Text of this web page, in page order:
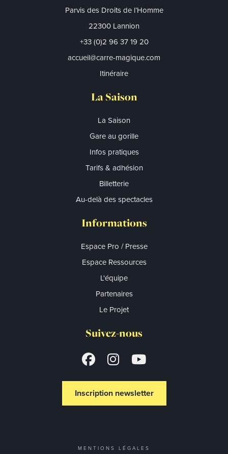
Parvis des Droits de l’Homme
22300 Lannion
+33 (0)2 96 37 19 20
accueil@carre-magique.com
Itinéraire
La Saison
La Saison
Gare au gorille
Infos pratiques
Tarifs & adhésion
Billetterie
Au-delà des spectacles
Informations
Espace Pro / Presse
Espace Ressources
L'équipe
Partenaires
Le Projet
Suivez-nous
Inscription newsletter
MENTIONS LÉGALES